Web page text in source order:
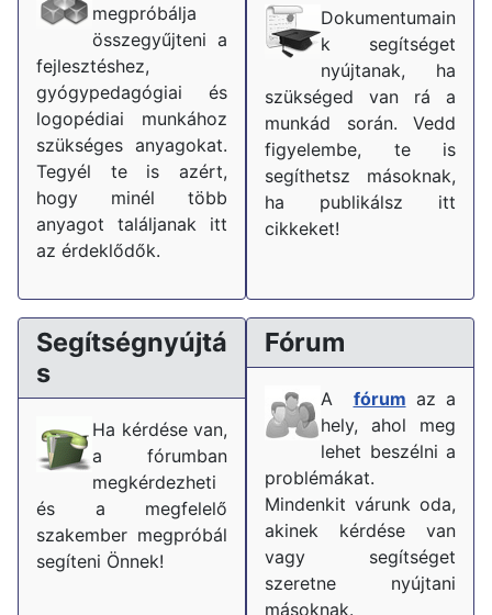
megpróbálja
összegyűjteni a
fejlesztéshez,
gyógypedagógiai és
logopédiai munkához
szükséges anyagokat.
Tegyél te is azért,
hogy minél több
anyagot találjanak itt
az érdeklődők.
Dokumentumain
k segítséget
nyújtanak, ha
szükséged van rá a
munkád során. Vedd
figyelembe, te is
segíthetsz másoknak,
ha publikálsz itt
cikkeket!
Segítségnyújtá
s
Ha kérdése van,
a fórumban
megkérdezheti
és a megfelelő
szakember megpróbál
segíteni Önnek!
Fórum
A fórum az a
hely, ahol meg
lehet beszélni a
problémákat.
Mindenkit várunk oda,
akinek kérdése van
vagy segítséget
szeretne nyújtani
másoknak.